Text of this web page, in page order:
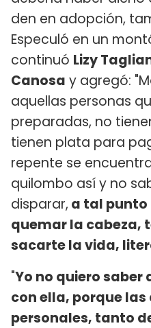
den en adopción,
Especuló en un
continuó Lizy
Canosa y agregó:
aquellas personas
preparadas, no
tienen plata para
repente se
quilombo así y no
disparar, a tal punto
quemar la cabeza,
sacarte la vida,
"Yo no quiero
con ella, porque
personales, tanto